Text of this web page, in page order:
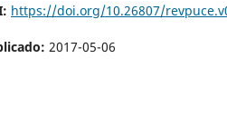
https://doi.org/10.26807/
2017-05-06